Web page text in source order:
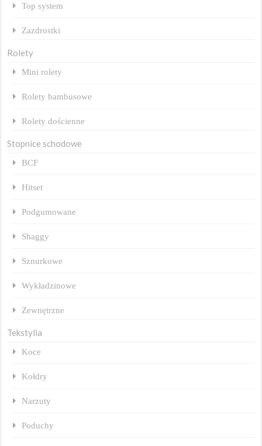
Top system
Zazdrostki
Rolety
Mini rolety
Rolety bambusowe
Rolety dościenne
Stopnice schodowe
BCF
Hitset
Podgumowane
Shaggy
Sznurkowe
Wykładzinowe
Zewnętrzne
Tekstylia
Koce
Kołdry
Narzuty
Poduchy